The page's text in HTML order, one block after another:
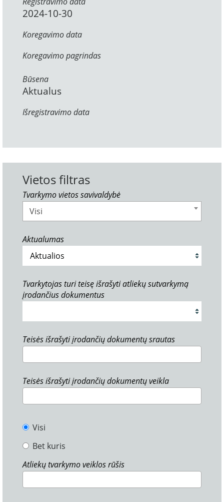
2024-10-30
Koregavimo data
Koregavimo pagrindas
Būsena
Aktualus
Išregistravimo data
Vietos filtras
Tvarkymo vietos savivaldybė
Visi
Aktualumas
Tvarkytojas turi teisę išrašyti atliekų sutvarkymą
įrodančius dokumentus
Teisės išrašyti įrodančių dokumentų srautas
Teisės išrašyti įrodančių dokumentų veikla
Visi
Bet kuris
Atliekų tvarkymo veiklos rūšis